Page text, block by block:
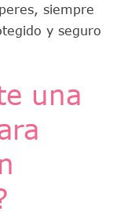
siempre
y seguro
una